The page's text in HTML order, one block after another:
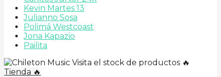
Kevin Martes 13
Julianno Sosa
Polimá Westcoast
Jona Kapazio
Pailita
Visita el stock de productos 🔥
Tienda 🔥